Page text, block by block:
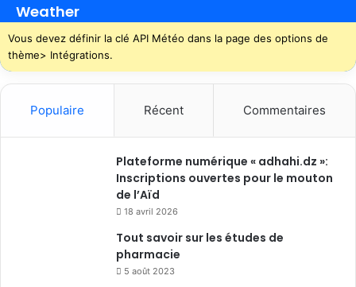
Weather
Vous devez définir la clé API Météo dans la page des options de
thème> Intégrations.
Populaire Récent Commentaires
Plateforme numérique « adhahi.dz »:
Inscriptions ouvertes pour le mouton
de l’Aïd
18 avril 2026
Tout savoir sur les études de
pharmacie
5 août 2023